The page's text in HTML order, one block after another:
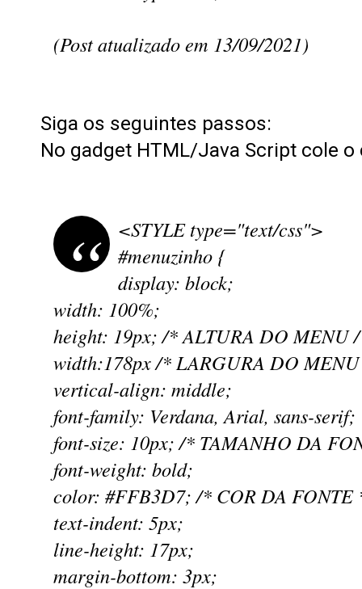
(Post atualizado em 13/09/2021)
Siga os seguintes passos:
No gadget HTML/Java Script cole
<STYLE type="text/css">
#menuzinho {
display: block;
width: 100%;
height: 19px; /* ALTURA DO MENU
width:178px /* LARGURA DO
vertical-align: middle;
font-family: Verdana, Arial, sans-serif;
font-size: 10px; /* TAMANHO DA
font-weight: bold;
color: #FFB3D7; /* COR DA FONTE
text-indent: 5px;
line-height: 17px;
margin-bottom: 3px;